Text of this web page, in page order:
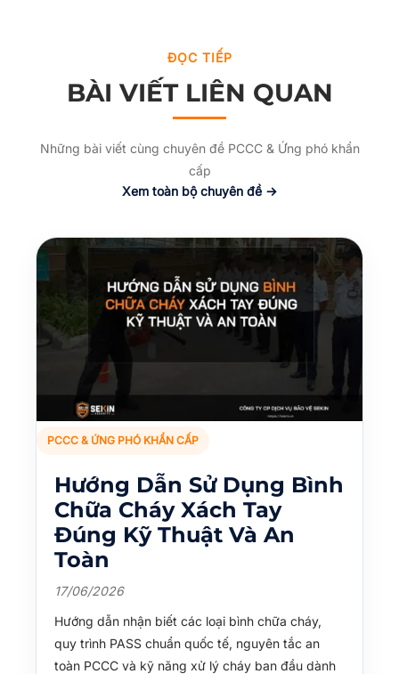
ĐỌC TIẾP
BÀI VIẾT LIÊN QUAN
Những bài viết cùng chuyên đề PCCC & Ứng phó khẩn
cấp
Xem toàn bộ chuyên đề →
PCCC & ỨNG PHÓ KHẨN CẤP
Hướng Dẫn Sử Dụng Bình
Chữa Cháy Xách Tay
Đúng Kỹ Thuật Và An
Toàn
17/06/2026
Hướng dẫn nhận biết các loại bình chữa cháy,
quy trình PASS chuẩn quốc tế, nguyên tắc an
toàn PCCC và kỹ năng xử lý cháy ban đầu dành